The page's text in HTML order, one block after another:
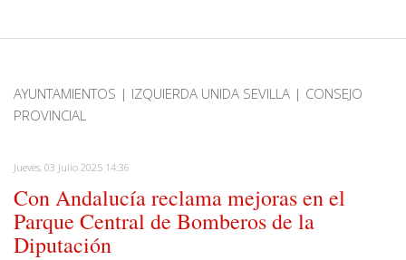
AYUNTAMIENTOS | IZQUIERDA UNIDA SEVILLA | CONSEJO
PROVINCIAL
Jueves, 03 Julio 2025 14:36
Con Andalucía reclama mejoras en el
Parque Central de Bomberos de la
Diputación